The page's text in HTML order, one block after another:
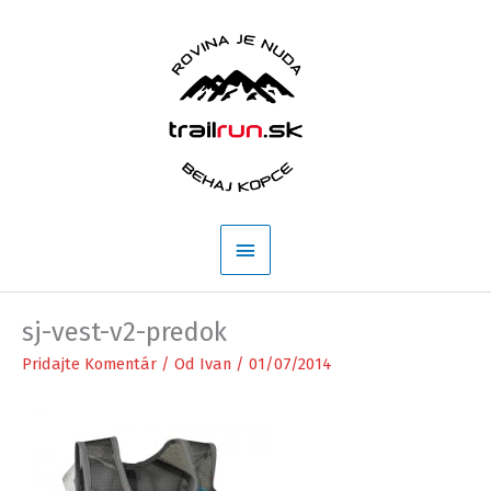
Hlavné
Menu
sj-vest-v2-predok
Pridajte Komentár / Od Ivan / 01/07/2014